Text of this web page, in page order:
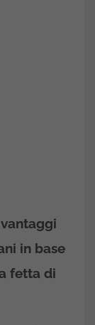
in base
fetta di